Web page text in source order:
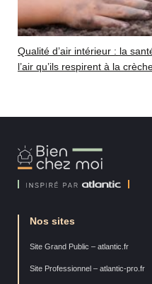
Qualité d’air intérieur : la
l’air qu’ils respirent à la
Bien
Chez
Nos sites
Site Grand Public – atlantic.fr
Site Professionnel – atlantic-pro.fr